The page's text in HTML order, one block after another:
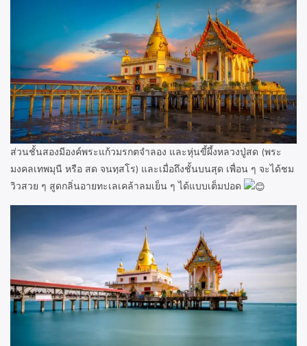
ส่วนชั้นสองมีองค์พระแก้วมรกตจำลอง และหุ่นขี้ผึ้งหลวงปู่สด (พระ
มงคลเทพมุนี หรือ สด จนทฺสโร) และเมื่อถึงชั้นบนสุด เพื่อน ๆ จะได้ชม
วิวสวย ๆ สูดกลิ่นอายทะเลเคล้าลมเย็น ๆ ได้แบบเต็มปอด